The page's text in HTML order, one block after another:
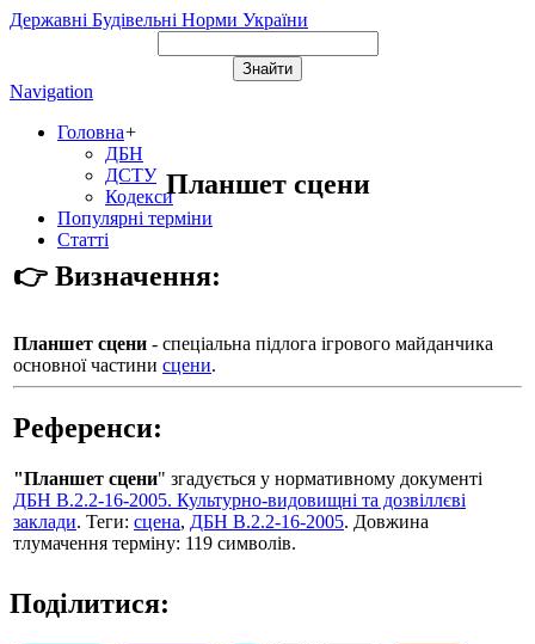
Державні Будівельні Норми України
Navigation
Головна+
ДБН
ДСТУ
Кодекси
Популярні терміни
Статті
Планшет сцени
👉 Визначення:
Планшет сцени - спеціальна підлога ігрового майданчика
основної частини сцени.
Референси:
"Планшет сцени" згадується у нормативному документі
ДБН В.2.2-16-2005. Культурно-видовищні та дозвіллєві
заклади. Теги: сцена, ДБН В.2.2-16-2005. Довжина
тлумачення терміну: 119 символів.
Поділитися: